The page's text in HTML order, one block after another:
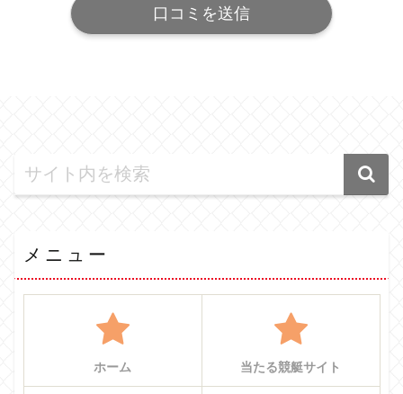
メニュー
ホーム 当たる競艇サイト